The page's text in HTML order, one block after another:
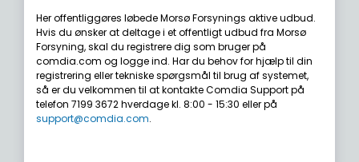
Her offentliggøres løbede Morsø Forsynings aktive udbud.
Hvis du ønsker at deltage i et offentligt udbud fra Morsø
Forsyning, skal du registrere dig som bruger på
comdia.com og logge ind. Har du behov for hjælp til din
registrering eller tekniske spørgsmål til brug af systemet,
så er du velkommen til at kontakte Comdia Support på
telefon 7199 3672 hverdage kl. 8:00 - 15:30 eller på
support@comdia.com.